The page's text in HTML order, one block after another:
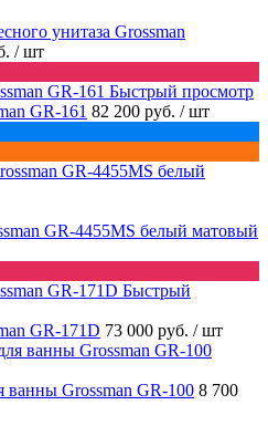
унитаза Grossman
/ шт
Быстрый просмотр
GR-161 82 200 руб. / шт
GR-4455MS белый матовый
Быстрый
GR-171D 73 000 руб. / шт
ванны Grossman GR-100 8 700